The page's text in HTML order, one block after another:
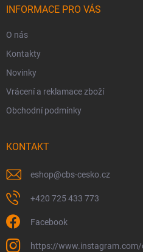
INFORMACE PRO VÁS
O nás
Kontakty
Novinky
Vrácení a reklamace zboží
Obchodní podmínky
KONTAKT
eshop@cbs-cesko.cz
+420 725 433 773
Facebook
https://www.instagram.com/